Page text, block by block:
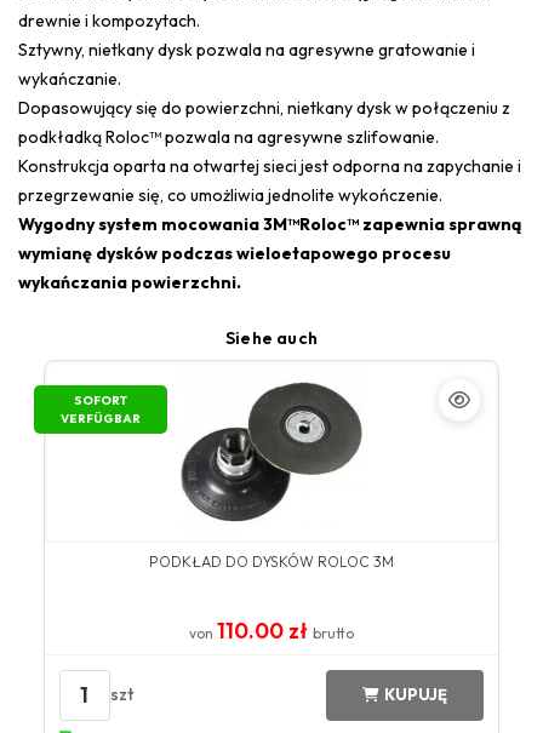
drewnie i kompozytach.
Sztywny, nietkany dysk pozwala na agresywne gratowanie i
wykańczanie.
Dopasowujący się do powierzchni, nietkany dysk w połączeniu z
podkładką Roloc™ pozwala na agresywne szlifowanie.
Konstrukcja oparta na otwartej sieci jest odporna na zapychanie i
przegrzewanie się, co umożliwia jednolite wykończenie.
Wygodny system mocowania 3M™Roloc™ zapewnia sprawną
wymianę dysków podczas wieloetapowego procesu
wykańczania powierzchni.
Siehe auch
SOFORT
VERFÜGBAR
PODKŁAD DO DYSKÓW ROLOC 3M
von 110.00 zł brutto
1 szt KUPUJĘ